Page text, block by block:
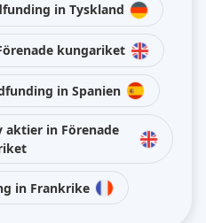
in Tyskland
kungariket
in Spanien
aktier in Förenade
in Frankrike